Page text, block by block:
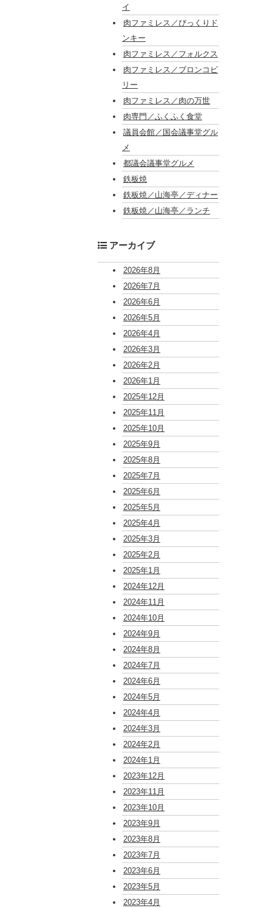
イ
肉ファミレス／びっくりド
ンキー
肉ファミレス／フォルクス
肉ファミレス／ブロンコビ
リー
肉ファミレス／肉の万世
肉専門／ふくふく食堂
議員会館／国会議事堂グル
メ
都議会議事堂グルメ
鉄板焼
鉄板焼／山海亭／ディナー
鉄板焼／山海亭／ランチ
アーカイブ
2026年8月
2026年7月
2026年6月
2026年5月
2026年4月
2026年3月
2026年2月
2026年1月
2025年12月
2025年11月
2025年10月
2025年9月
2025年8月
2025年7月
2025年6月
2025年5月
2025年4月
2025年3月
2025年2月
2025年1月
2024年12月
2024年11月
2024年10月
2024年9月
2024年8月
2024年7月
2024年6月
2024年5月
2024年4月
2024年3月
2024年2月
2024年1月
2023年12月
2023年11月
2023年10月
2023年9月
2023年8月
2023年7月
2023年6月
2023年5月
2023年4月